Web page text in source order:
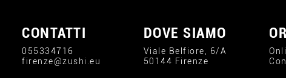
CONTATTI
055334716
firenze@zushi.eu
DOVE SIAMO
Viale Belfiore, 6/A
50144 Firenze